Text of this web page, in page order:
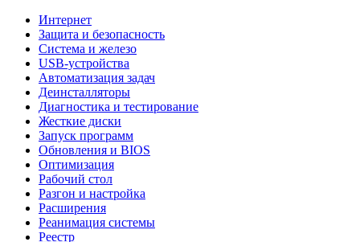
Интернет
Защита и безопасность
Система и железо
USB-устройства
Автоматизация задач
Деинсталляторы
Диагностика и тестирование
Жесткие диски
Запуск программ
Обновления и BIOS
Оптимизация
Рабочий стол
Разгон и настройка
Расширения
Реанимация системы
Реестр